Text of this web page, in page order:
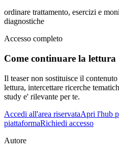
ordinare trattamento, esercizi e
diagnostiche
Accesso completo
Come continuare la lettura
Il teaser non sostituisce il
lettura, intercettare ricerche
study e' rilevante per te.
Accedi all'area riservataApri l'hub
piattaformaRichiedi accesso
Autore